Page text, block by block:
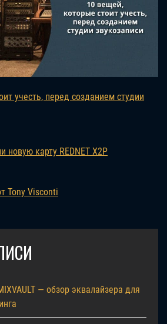
учесть, перед созданием студии
новую карту REDNET X2P
Tony Visconti
— обзор эквалайзера для